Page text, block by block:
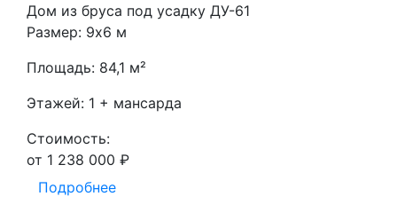
Дом из бруса под усадку ДУ-61
Размер: 9х6 м
Площадь: 84,1 м²
Этажей: 1 + мансарда
Стоимость:
от 1 238 000 ₽
Подробнее